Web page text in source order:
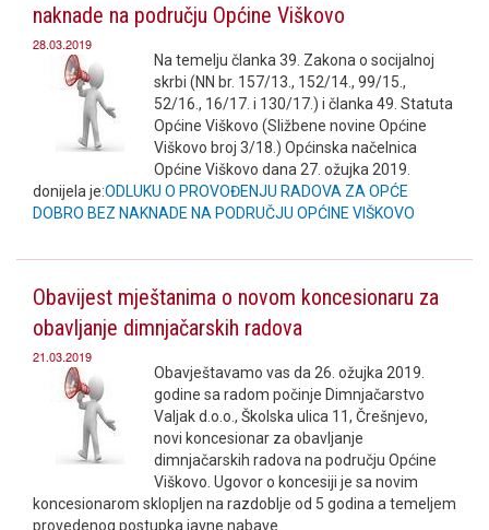
naknade na području Općine Viškovo
28.03.2019
Na temelju članka 39. Zakona o socijalnoj
skrbi (NN br. 157/13., 152/14., 99/15.,
52/16., 16/17. i 130/17.) i članka 49. Statuta
Općine Viškovo (Sližbene novine Općine
Viškovo broj 3/18.) Općinska načelnica
Općine Viškovo dana 27. ožujka 2019.
donijela je:ODLUKU O PROVOĐENJU RADOVA ZA OPĆE
DOBRO BEZ NAKNADE NA PODRUČJU OPĆINE VIŠKOVO
Obavijest mještanima o novom koncesionaru za
obavljanje dimnjačarskih radova
21.03.2019
Obavještavamo vas da 26. ožujka 2019.
godine sa radom počinje Dimnjačarstvo
Valjak d.o.o., Školska ulica 11, Črešnjevo,
novi koncesionar za obavljanje
dimnjačarskih radova na području Općine
Viškovo. Ugovor o koncesiji je sa novim
koncesionarom sklopljen na razdoblje od 5 godina a temeljem
provedenog postupka javne nabave.